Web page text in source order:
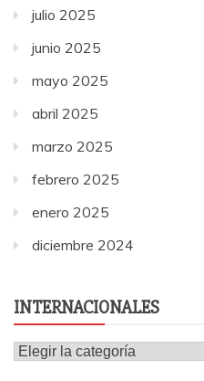
julio 2025
junio 2025
mayo 2025
abril 2025
marzo 2025
febrero 2025
enero 2025
diciembre 2024
INTERNACIONALES
Internacionales